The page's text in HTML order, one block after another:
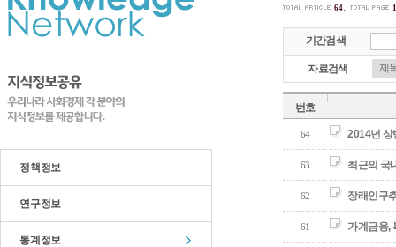
정책정보
연구정보
통계정보
64.
기간검색
자료검색
번호
64 2014년 상
63 최근의 국
62 장래인구
61 가계금융,